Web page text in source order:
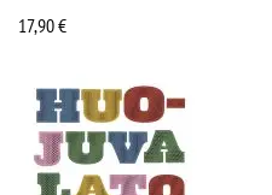
17,90€